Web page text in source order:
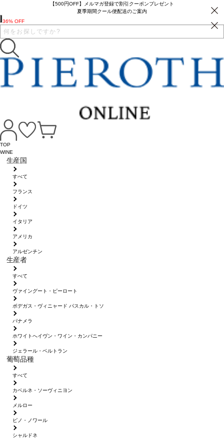
【500円OFF】メルマガ登録で割引クーポンプレゼント
夏季期間クール便配送のご案内
TOP
WINE
生産国
すべて
フランス
ドイツ
イタリア
アメリカ
アルゼンチン
生産者
すべて
ヴァイングート・ピーロート
ボデガス・ヴィニャード パスカル・トソ
パナメラ
ホワイトへイヴン・ワイン・カンパニー
ジェラール・ベルトラン
葡萄品種
すべて
カベルネ・ソーヴィニヨン
メルロー
ピノ・ノワール
シャルドネ
36% OFF